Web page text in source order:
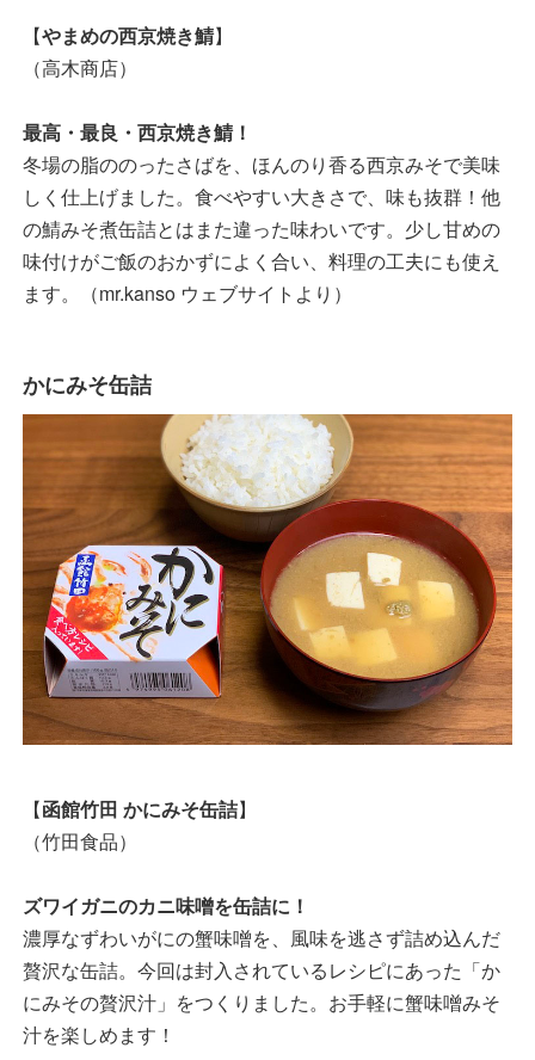
【やまめの西京焼き鯖】
（高木商店）
最高・最良・西京焼き鯖！
冬場の脂ののったさばを、ほんのり香る西京みそで美味
しく仕上げました。食べやすい大きさで、味も抜群！他
の鯖みそ煮缶詰とはまた違った味わいです。少し甘めの
味付けがご飯のおかずによく合い、料理の工夫にも使え
ます。（mr.kanso ウェブサイトより）
かにみそ缶詰
【函館竹田 かにみそ缶詰】
（竹田食品）
ズワイガニのカニ味噌を缶詰に！
濃厚なずわいがにの蟹味噌を、風味を逃さず詰め込んだ
贅沢な缶詰。今回は封入されているレシピにあった「か
にみその贅沢汁」をつくりました。お手軽に蟹味噌みそ
汁を楽しめます！